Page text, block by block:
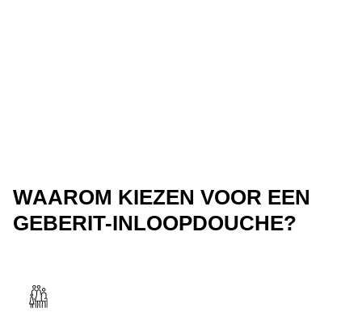
WAAROM KIEZEN VOOR EEN
GEBERIT-INLOOPDOUCHE?